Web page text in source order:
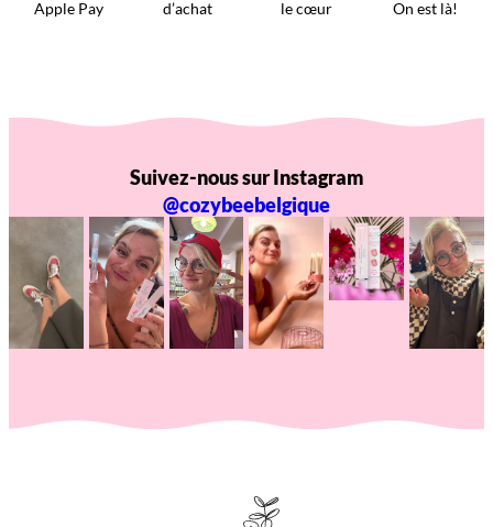
Apple Pay
d’achat
le cœur
On est là!
Suivez-nous sur Instagram
@cozybeebelgique